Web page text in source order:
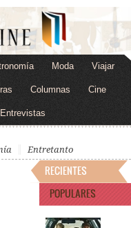
Moda Viajar
Columnas Cine
Entrevistas
Entretanto
RECIENTES
POPULARES